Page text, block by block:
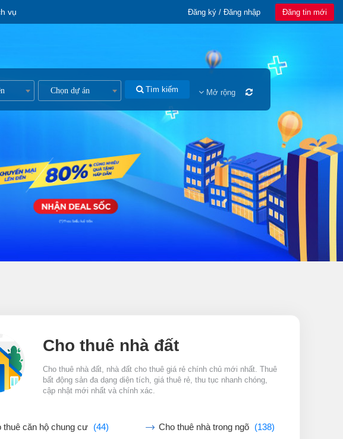
vụ Đăng ký / Đăng nhập Đăng tin mới
Chọn dự án Tìm kiếm Mở rộng
Cho thuê nhà đất
Cho thuê nhà đất, nhà đất cho thuê giá rẻ chính chủ mới nhất. Thuê
bất động sản đa dạng diện tích, giá thuê rẻ, thu tục nhanh chóng,
cập nhật mới nhất và chính xác.
thuê căn hộ chung cư (44) Cho thuê nhà trong ngõ (138)